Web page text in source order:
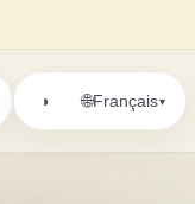
◑ 🌐Français▾